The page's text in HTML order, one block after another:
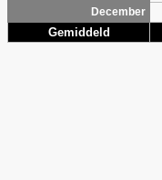
December
Gemiddeld